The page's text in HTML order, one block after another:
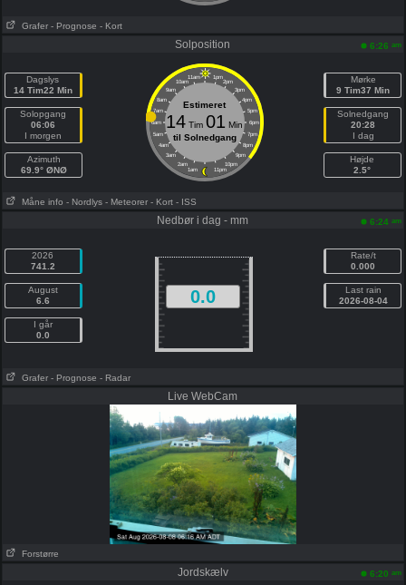
Grafer - Prognose - Kort
Solposition 6:26 am
Dagslys
14 Tim22 Min
Solopgang
06:06
I morgen
Azimuth
69.9° ØNØ
11am 1pm
10am 2pm
9am 3pm
8am 4pm
7am 5pm
6am 6pm
5am 7pm
4am 8pm
3am 9pm
2am 10pm
1am 11pm
Estimeret
14 Tim01 Min
til Solnedgang
Mørke
9 Tim37 Min
Solnedgang
20:28
I dag
Højde
2.5°
Måne info - Nordlys - Meteorer - Kort - ISS
Nedbør i dag - mm 6:24 am
2026
741.2
August
6.6
I går
0.0
0.0
Rate/t
0.000
Last rain
2026-08-04
Grafer - Prognose - Radar
Live WebCam
Forstørre
Jordskælv 6:20 am